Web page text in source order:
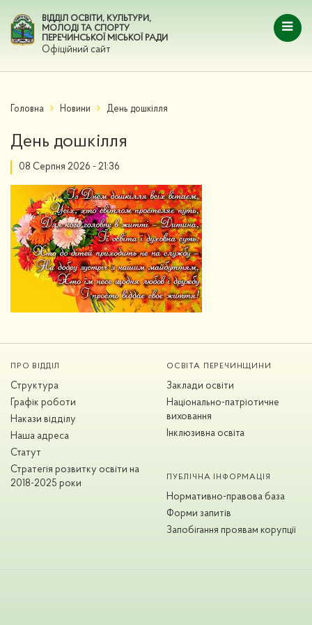
ВІДДІЛ ОСВІТИ, КУЛЬТУРИ,
МОЛОДІ ТА СПОРТУ
ПЕРЕЧИНСЬКОЇ МІСЬКОЇ РАДИ
Офіційний сайт
Головна Новини День дошкілля
День дошкілля
08 Серпня 2026 - 21:36
ПРО ВІДДІЛ
Структура
Графік роботи
Накази відділу
Наша адреса
Статут
Стратегія розвитку освіти на
2018-2025 роки
ОСВІТА ПЕРЕЧИНЩИНИ
Заклади освіти
Національно-патріотичне
виховання
Інклюзивна освіта
ПУБЛІЧНА ІНФОРМАЦІЯ
Нормативно-правова база
Форми запитів
Запобігання проявам корупції